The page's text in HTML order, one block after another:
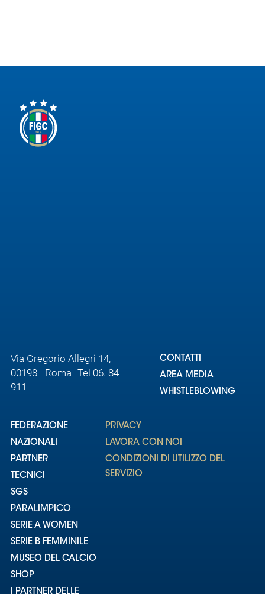
Via Gregorio Allegri 14,
00198 - Roma Tel 06. 84
911
CONTATTI
AREA MEDIA
WHISTLEBLOWING
FEDERAZIONE
NAZIONALI
PARTNER
TECNICI
SGS
PARALIMPICO
SERIE A WOMEN
SERIE B FEMMINILE
MUSEO DEL CALCIO
SHOP
I PARTNER DELLE
PRIVACY
LAVORA CON NOI
CONDIZIONI DI UTILIZZO DEL
SERVIZIO